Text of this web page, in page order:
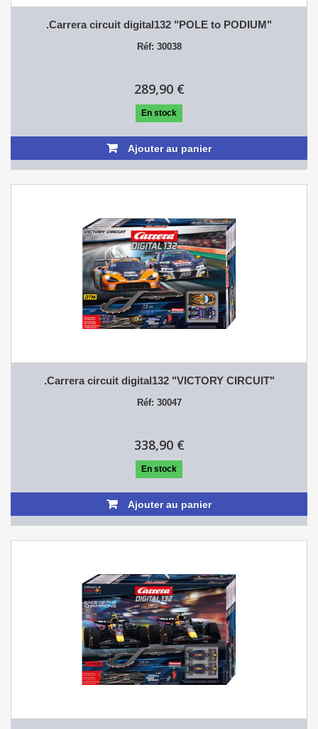
.Carrera circuit digital132 "POLE to PODIUM"
Réf: 30038
289,90 €
En stock
Ajouter au panier
.Carrera circuit digital132 "VICTORY CIRCUIT"
Réf: 30047
338,90 €
En stock
Ajouter au panier